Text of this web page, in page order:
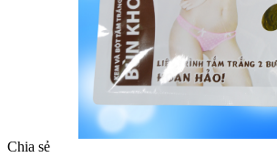
Chia sẻ